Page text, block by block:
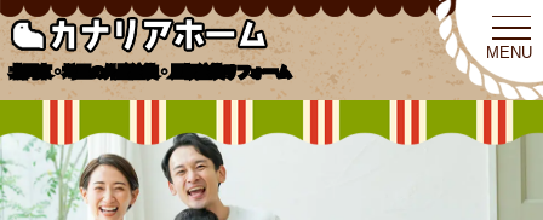
北関東・埼玉の外壁塗装・屋根塗装リフォーム